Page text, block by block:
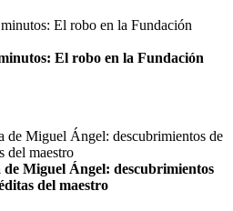
El robo en la Fundación
Miguel Ángel: descubrimientos
del maestro